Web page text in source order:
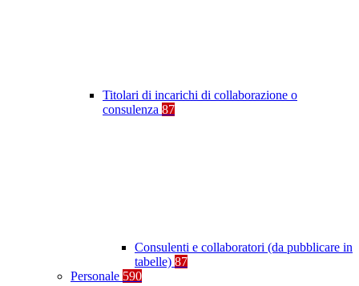
Titolari di incarichi di collaborazione o
consulenza 87
Consulenti e collaboratori (da pubblicare in
tabelle) 87
Personale 590